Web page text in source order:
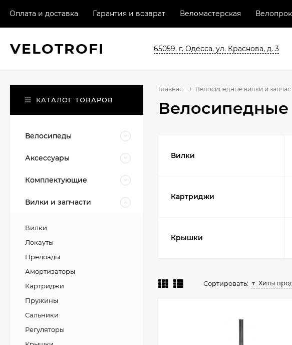
Оплата и доставка Гарантия и возврат Веломастерская
VELOTROFI 65059, г. Одесса, ул. Краснова, д. 3
Главная Велосипедные вилки и
Велосипедные
Вилки
Картриджи
Крышки
Сортировать: Хиты
КАТАЛОГ ТОВАРОВ
Велосипеды
Аксессуары
Комплектующие
Вилки и запчасти
Вилки
Локауты
Прелоады
Амортизаторы
Картриджи
Пружины
Сальники
Регуляторы